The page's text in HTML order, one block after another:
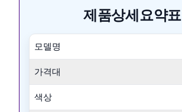
제품상세요약표
모델명
가격대
색상